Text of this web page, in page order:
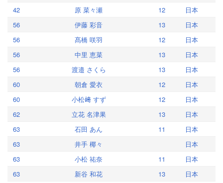
42
原 菜々瀬 12
日本
56
伊藤 彩音 13
日本
56
髙橋 咲羽 12
日本
56
中里 恵菜 13
日本
56
渡邉 さくら 13
日本
60
朝倉 愛衣 12
日本
60
小松﨑 すず 12
日本
62
立花 名津果 13
日本
63
石田 あん 11
日本
63
井手 椰々
日本
63
小松 祐奈 11
日本
63
新谷 和花 13
日本